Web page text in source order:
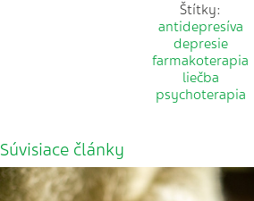
Štítky:
antidepresíva
depresie
farmakoterapia
liečba
psychoterapia
Súvisiace články